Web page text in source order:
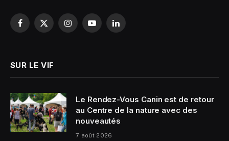
Facebook
X
InstagramYouTubeLinkedIn
SUR LE VIF
Le Rendez-Vous Canin est de retour
au Centre de la nature avec des
nouveautés
7 août 2026